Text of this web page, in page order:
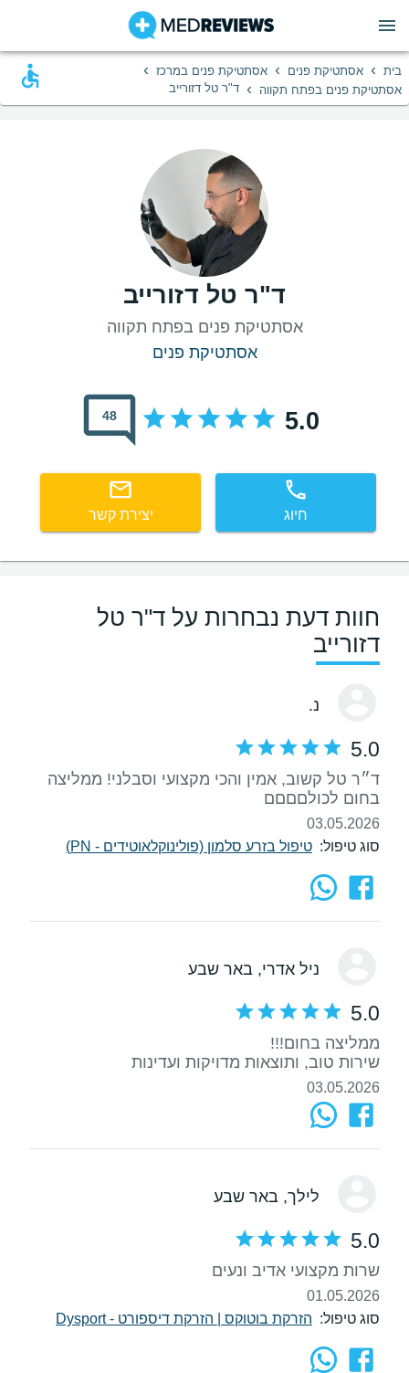
בית › אסתטיקת פנים › אסתטיקת פנים במרכז ›
אסתטיקת פנים בפתח תקווה › ד"ר טל דזורייב
ד"ר טל דזורייב
אסתטיקת פנים בפתח תקווה
אסתטיקת פנים
5.0
48
חיוג יצירת קשר
חוות דעת נבחרות על ד"ר טל
דזורייב
נ.
5.0
ד״ר טל קשוב, אמין והכי מקצועי וסבלני! ממליצה
בחום לכולםםםם
03.05.2026
סוג טיפול: טיפול בזרע סלמון (פולינוקלאוטידים - PN)
ניל אדרי, באר שבע
5.0
שירות טוב, ותוצאות מדויקות ועדינות
03.05.2026
לילך, באר שבע
5.0
שרות מקצועי אדיב ונעים
01.05.2026
סוג טיפול: הזרקת בוטוקס הזרקת דיספורט - Dysport